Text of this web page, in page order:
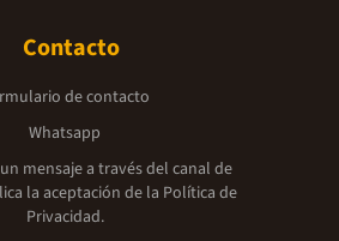
Contacto
de contacto
Whatsapp
mensaje a través del canal de
la aceptación de la Política de
Privacidad.